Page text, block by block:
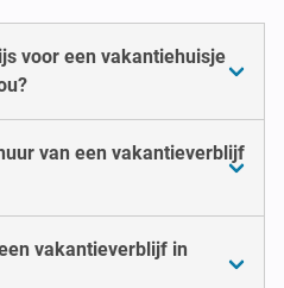
voor een vakantiehuisje
van een vakantieverblijf
vakantieverblijf in